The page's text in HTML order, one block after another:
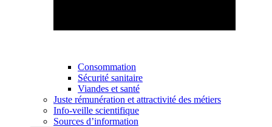
Consommation
Sécurité sanitaire
Viandes et santé
Juste rémunération et attractivité des métiers
Info-veille scientifique
Sources d’information